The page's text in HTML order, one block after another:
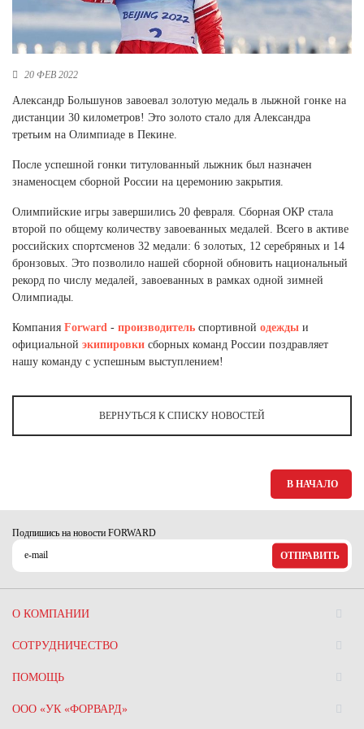
Новосибирская область (3)
Омская область (5)
Республика Башкортостан (3)
Республика Татарстан (2)
Ростовская область (2)
Санкт-Петербург и ЛО (3)
Саратовская область (1)
Свердловская область (5)
Северная Осетия (2)
Смоленская область (1)
Ставропольский край (5)
Томская область (1)
Тульская область (1)
Тюменская область (3)
Хакасия (1)
Ханты-Мансийский автономный округ (3)
Челябинская область (2)
20 ФЕВ 2022
Александр Большунов завоевал золотую медаль в лыжной гонке на
дистанции 30 километров! Это золото стало для Александра
третьим на Олимпиаде в Пекине.
После успешной гонки титулованный лыжник был назначен
знаменосцем сборной России на церемонию закрытия.
Олимпийские игры завершились 20 февраля. Сборная ОКР стала
второй по общему количеству завоеванных медалей. Всего в активе
российских спортсменов 32 медали: 6 золотых, 12 серебряных и 14
бронзовых. Это позволило нашей сборной обновить национальный
рекорд по числу медалей, завоеванных в рамках одной зимней
Олимпиады.
Компания Forward - производитель спортивной одежды и
официальной экипировки сборных команд России поздравляет
нашу команду с успешным выступлением!
ВЕРНУТЬСЯ К СПИСКУ НОВОСТЕЙ
В НАЧАЛО
Подпишись на новости FORWARD
ОТПРАВИТЬ
О КОМПАНИИ
СОТРУДНИЧЕСТВО
ПОМОЩЬ
ООО «УК «ФОРВАРД»